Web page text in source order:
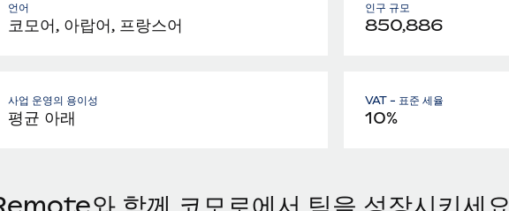
언어
코모어, 아랍어, 프랑스어
인구 규모
850,886
사업 운영의 용이성
평균 아래
VAT - 표준 세율
10%